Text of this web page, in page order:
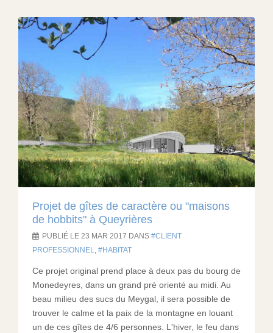
Projet de gîtes de caractère ou "maisons
de hobbits" à Queyrières
PUBLIÉ LE 23 MAR 2017 DANS
CLIENT
PROFESSIONNEL
HABITAT
Ce projet original prend place à deux pas du bourg de
Monedeyres, dans un grand prè orienté au midi. Au
beau milieu des sucs du Meygal, il sera possible de
trouver le calme et la paix de la montagne en louant
un de ces gîtes de 4/6 personnes. L'hiver, le feu dans